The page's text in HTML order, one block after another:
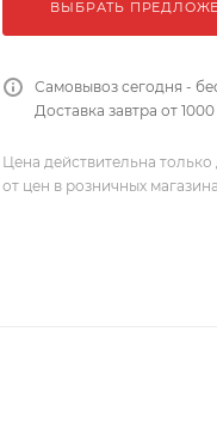
ВЫБРАТЬ
Самовывоз сегодня -
Доставка завтра от 1000
Цена действительна
от цен в розничных